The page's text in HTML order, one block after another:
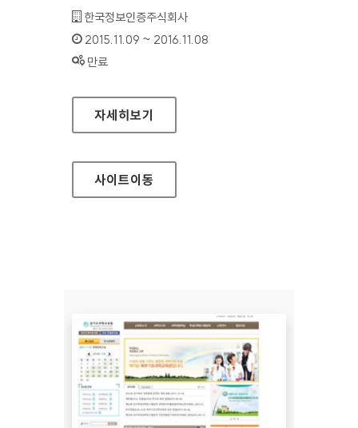
기관명 :
한국정보인증주식회사
인증기간 :
2015.11.09 ~ 2016.11.08
상태 :
만료
학생.학부모 인증서 발급 서비스 홈페이지
자세히보기
사이트이동